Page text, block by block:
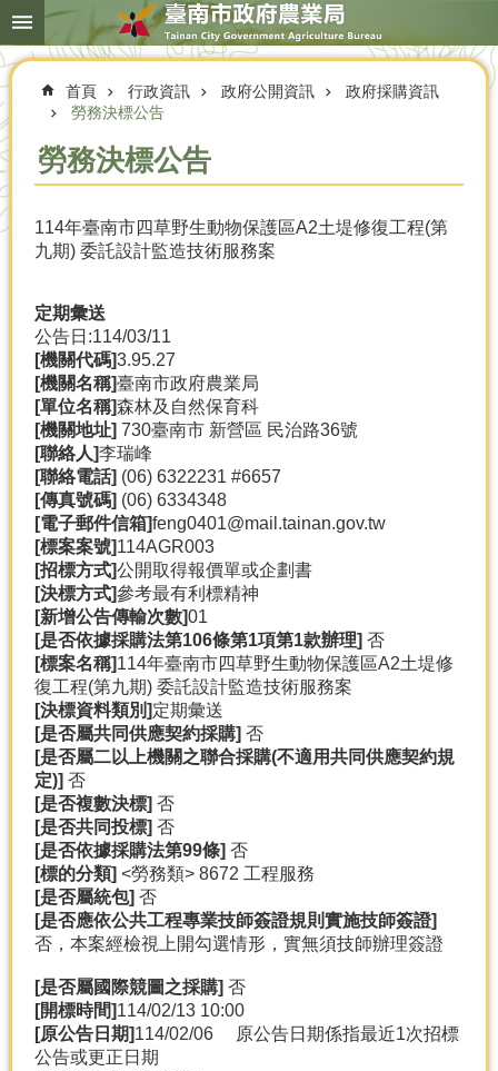
跳到主要內容區塊
搜
尋
進
農
業
民
行
站
類
首頁 行政資訊 政府公開資訊
政府採購資訊
勞務決標公告
勞務決標公告
114年臺南市四草野生動物保護區A2土堤修復工程(第
九期) 委託設計監造技術服務案
定期彙送
公告日:114/03/11
[機關代碼]3.95.27
[機關名稱]臺南市政府農業局
[單位名稱]森林及自然保育科
[機關地址] 730臺南市 新營區 民治路36號
[聯絡人]李瑞峰
[聯絡電話] (06) 6322231 #6657
[傳真號碼] (06) 6334348
[電子郵件信箱]feng0401@mail.tainan.gov.tw
[標案案號]114AGR003
[招標方式]公開取得報價單或企劃書
[決標方式]參考最有利標精神
[新增公告傳輸次數]01
[是否依據採購法第106條第1項第1款辦理] 否
[標案名稱]114年臺南市四草野生動物保護區A2土堤修
復工程(第九期) 委託設計監造技術服務案
[決標資料類別]定期彙送
[是否屬共同供應契約採購] 否
[是否屬二以上機關之聯合採購(不適用共同供應契約規
定)] 否
[是否複數決標] 否
[是否共同投標] 否
[是否依據採購法第99條] 否
[標的分類] <勞務類> 8672 工程服務
[是否屬統包] 否
[是否應依公共工程專業技師簽證規則實施技師簽證]
否，本案經檢視上開勾選情形，實無須技師辦理簽證
[是否屬國際競圖之採購] 否
[開標時間]114/02/13 10:00
[原公告日期]114/02/06 原公告日期係指最近1次招標
公告或更正日期